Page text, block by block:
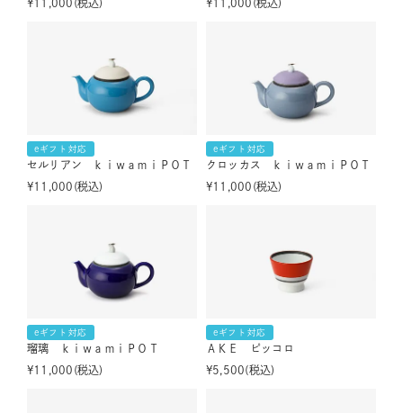
¥11,000 税込
¥11,000 税込
eギフト対応
セルリアン ｋｉｗａｍｉＰＯＴ
¥11,000 税込
eギフト対応
クロッカス ｋｉｗａｍｉＰＯＴ
¥11,000 税込
eギフト対応
瑠璃 ｋｉｗａｍｉＰＯＴ
¥11,000 税込
eギフト対応
ＡＫＥ ピッコロ
¥5,500 税込